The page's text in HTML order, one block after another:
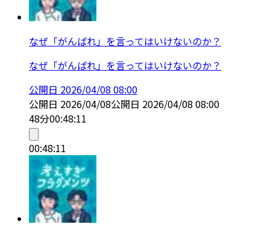
なぜ「がんばれ」を言ってはいけないのか？
なぜ「がんばれ」を言ってはいけないのか？
公開日 2026/04/08 08:00
公開日 2026/04/08公開日 2026/04/08 08:00
48分00:48:11
00:48:11